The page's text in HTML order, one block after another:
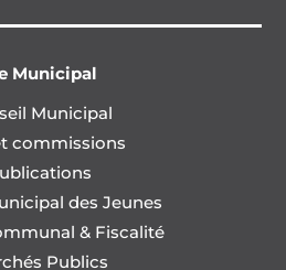
Municipal
Municipal
commissions
des Jeunes
& Fiscalité
Publics